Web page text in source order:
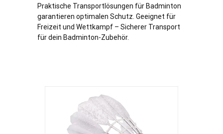
Praktische Transportlösungen für Badminton
garantieren optimalen Schutz. Geeignet für
Freizeit und Wettkampf – Sicherer Transport
für dein Badminton-Zubehör.